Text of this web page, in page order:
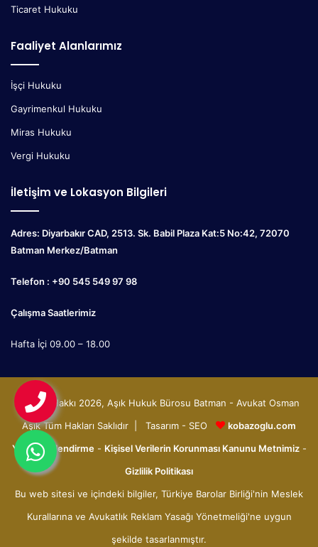
Ticaret Hukuku
Faaliyet Alanlarımız
İşçi Hukuku
Gayrimenkul Hukuku
Miras Hukuku
Vergi Hukuku
İletişim ve Lokasyon Bilgileri
Adres: Diyarbakır CAD, 2513. Sk. Babil Plaza Kat:5 No:42, 72070
Batman Merkez/Batman
Telefon : +90 545 549 97 98
Çalışma Saatlerimiz
Hafta İçi 09.00 – 18.00
© Telif Hakkı 2026, Aşık Hukuk Bürosu Batman - Avukat Osman
Aşık Tüm Hakları Saklıdır | Tasarım - SEO
kobazoglu.com
Yasal Bilgilendirme- Kişisel Verilerin Korunması Kanunu Metnimiz-
Gizlilik Politikası
Bu web sitesi ve içindeki bilgiler, Türkiye Barolar Birliği'nin Meslek
Kurallarına ve Avukatlık Reklam Yasağı Yönetmeliği'ne uygun
şekilde tasarlanmıştır.